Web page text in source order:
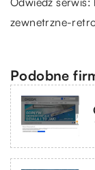
zewnetrzne-
Podobne